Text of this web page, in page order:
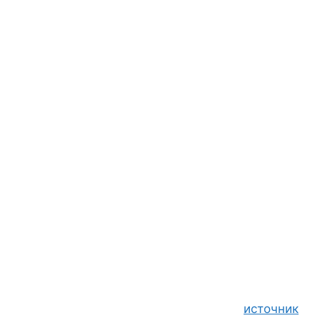
источник